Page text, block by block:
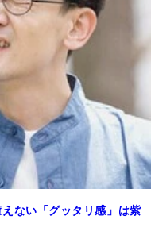
ない「グッタリ感」は紫